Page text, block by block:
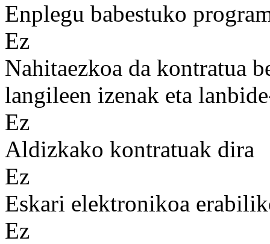
Enplegu babestuko
Ez
Nahitaezkoa da kontratua
langileen izenak eta
Ez
Aldizkako kontratuak dira
Ez
Eskari elektronikoa
Ez